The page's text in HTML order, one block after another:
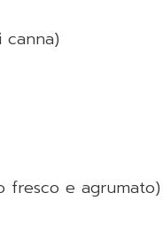
canna)
fresco e agrumato)